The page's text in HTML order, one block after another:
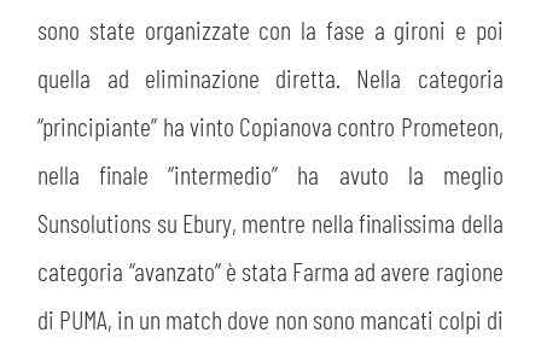
sono state organizzate con la fase a gironi e poi
quella ad eliminazione diretta. Nella categoria
“principiante” ha vinto Copianova contro Prometeon,
nella finale “intermedio” ha avuto la meglio
Sunsolutions su Ebury, mentre nella finalissima della
categoria “avanzato” è stata Farma ad avere ragione
di PUMA, in un match dove non sono mancati colpi di